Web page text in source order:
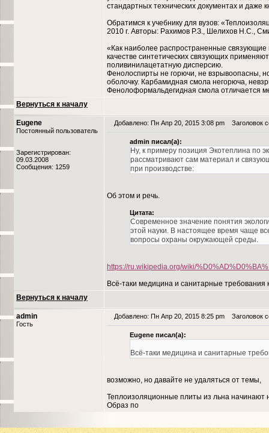
стандартных технических документах и даже
Обратимся к учебнику для вузов:
2010 г. Авторы: Рахимов Р.З., Шелихов Н.С.,
«Как наиболее распространенные
качестве синтетических связующих
поливинилацетатную дисперсию.
Фенолоспирты не горючи, не взрывоопасны,
оболочку. Карбамидная смола негорюча,
Фенолоформальдегидная смола отличается
Вернуться к началу
Eugene
Постоянный пользователь
Зарегистрирован:
09.03.2008
Сообщения: 1259
Добавлено: Пн Апр 20, 2015 3:08 pm Заголовок
admin писал(а):
Ну, к примеру позиция Экотеплина по
рассматривают сам материал и
при производстве:
Об этом и речь.
Цитата:
Современное значение понятия
этой науки. В настоящее время чаще
вопросы охраны окружающей среды.
https://ru.wikipedia.org/wiki/
Всё-таки медицина и санитарные требования
Вернуться к началу
admin
Гость
Добавлено: Пн Апр 20, 2015 8:25 pm Заголовок
Eugene писал(а):
Всё-таки медицина и санитарные
возможно, но давайте не удаляться от темы,
Теплоизоляционные плиты из льна начинают
Образ по